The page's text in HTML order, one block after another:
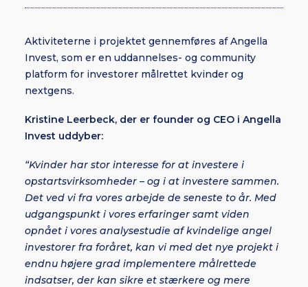
Aktiviteterne i projektet gennemføres af Angella
Invest, som er en uddannelses- og community
platform for investorer målrettet kvinder og
nextgens.
Kristine Leerbeck, der er founder og CEO i Angella
Invest uddyber:
“Kvinder har stor interesse for at investere i
opstartsvirksomheder – og i at investere sammen.
Det ved vi fra vores arbejde de seneste to år. Med
udgangspunkt i vores erfaringer samt viden
opnået i vores analysestudie af kvindelige angel
investorer fra foråret, kan vi med det nye projekt i
endnu højere grad implementere målrettede
indsatser, der kan sikre et stærkere og mere